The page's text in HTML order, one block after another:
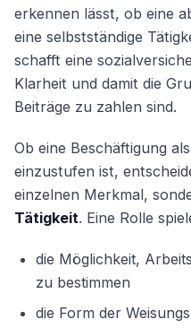
erkennen lässt, ob eine
eine selbstständige
schafft eine
Klarheit und damit die
Beiträge zu zahlen sind.
Ob eine Beschäftigung
einzustufen ist,
einzelnen Merkmal,
Tätigkeit. Eine Rolle
die Möglichkeit,
zu bestimmen
die Form der